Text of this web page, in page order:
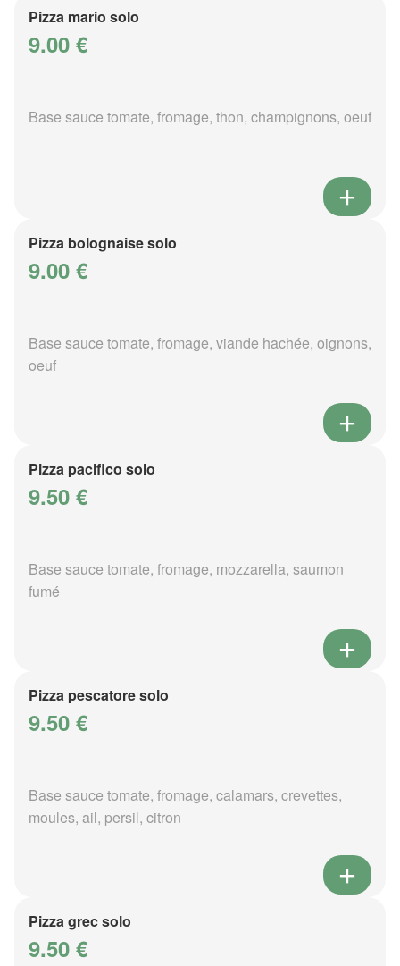
Pizza mario solo
9.00 €
Base sauce tomate, fromage, thon, champignons, oeuf
Pizza bolognaise solo
9.00 €
Base sauce tomate, fromage, viande hachée, oignons,
oeuf
Pizza pacifico solo
9.50 €
Base sauce tomate, fromage, mozzarella, saumon
fumé
Pizza pescatore solo
9.50 €
Base sauce tomate, fromage, calamars, crevettes,
moules, ail, persil, citron
Pizza grec solo
9.50 €